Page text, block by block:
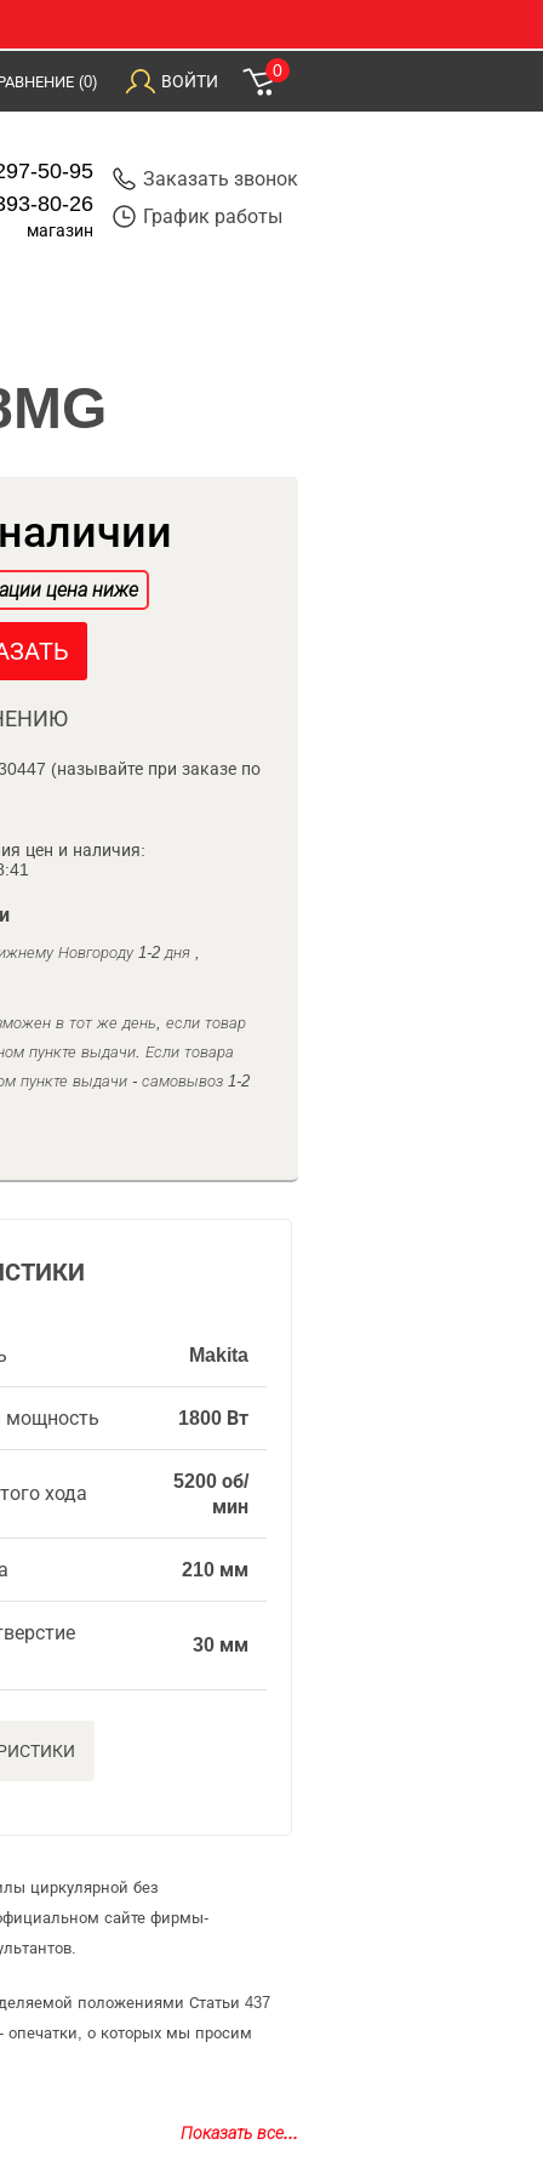
(0) ВОЙТИ
0
50-95
80-26
магазин
Заказать звонок
График работы
цена ниже
(называйте при заказе по
цен и наличия:
Новгороду 1-2 дня ,
в тот же день, если товар
пункте выдачи. Если товара
пункте выдачи - самовывоз 1-2
Makita
мощность 1800 Вт
хода
5200 об/
мин
210 мм
30 мм
циркулярной без
сайте фирмы-
положениями Статьи 437
опечатки, о которых мы просим
Показать все...